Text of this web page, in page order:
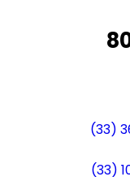
(33)
(33)